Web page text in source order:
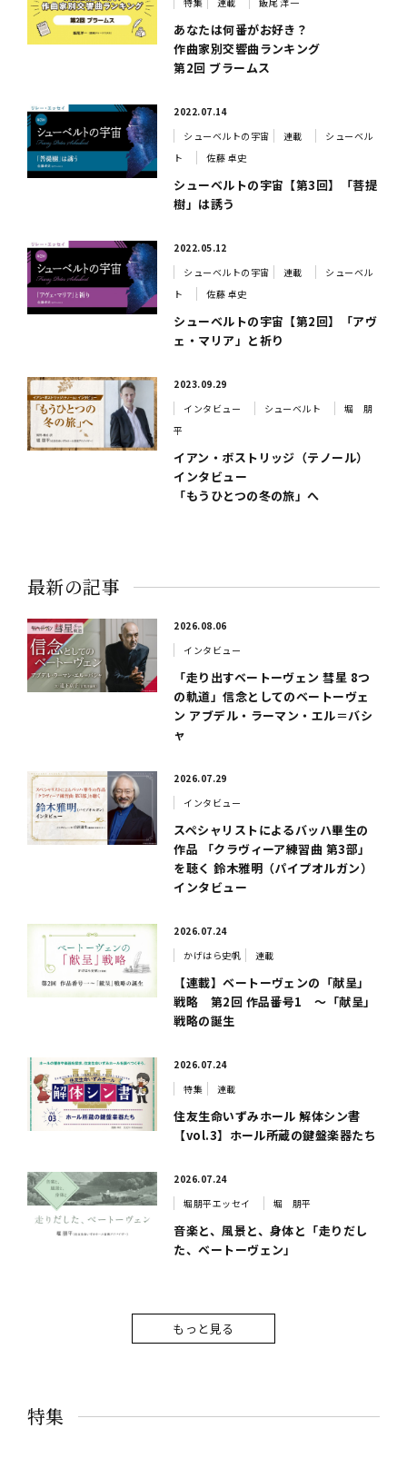
あなたは何番がお好き？
作曲家別交響曲ランキング
第2回 ブラームス
2022.07.14
シューベルトの宇宙
連載
シューベル
ト
佐藤 卓史
シューベルトの宇宙【第3回】「菩提
樹」は誘う
2022.05.12
シューベルトの宇宙
連載
シューベル
ト
佐藤 卓史
シューベルトの宇宙【第2回】「アヴ
ェ・マリア」と祈り
2023.09.29
インタビュー
シューベルト
堀 朋
平
イアン・ボストリッジ（テノール）
インタビュー
「もうひとつの冬の旅」へ
最新の記事
2026.08.06
インタビュー
「走り出すベートーヴェン 彗星 8つ
の軌道」信念としてのベートーヴェ
ン アブデル・ラーマン・エル＝バシ
ャ
2026.07.29
インタビュー
スペシャリストによるバッハ畢生の
作品 「クラヴィーア練習曲 第3部」
を聴く 鈴木雅明（パイプオルガン）
インタビュー
2026.07.24
かげはら史帆
連載
【連載】ベートーヴェンの「献呈」
戦略 第2回 作品番号1 ～「献呈」
戦略の誕生
2026.07.24
特集
連載
住友生命いずみホール 解体シン書
【vol.3】ホール所蔵の鍵盤楽器たち
2026.07.24
堀朋平エッセイ
堀 朋平
音楽と、風景と、身体と「走りだし
た、ベートーヴェン」
もっと見る
特集